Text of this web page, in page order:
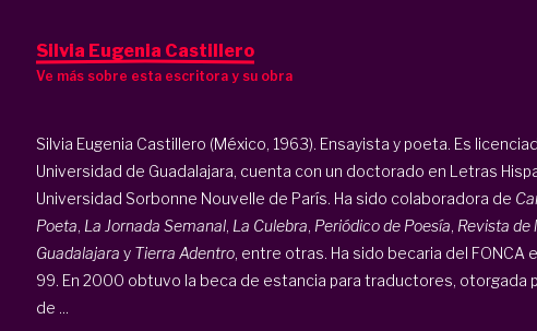
Silvia Eugenia Castillero
Ve más sobre esta escritora y su obra
Silvia Eugenia Castillero (México, 1963). Ensayista y poeta. Es
Universidad de Guadalajara, cuenta con un doctorado en Letras
Universidad Sorbonne Nouvelle de París. Ha sido colaboradora de
Poeta, La Jornada Semanal, La Culebra, Periódico de Poesía, Revista de
Guadalajara y Tierra Adentro, entre otras. Ha sido becaria del FONCA
99. En 2000 obtuvo la beca de estancia para traductores, otorgada
de ...